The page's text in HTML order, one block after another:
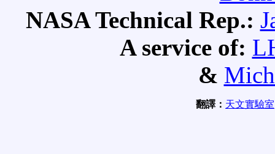
NASA Technical Rep.:
A service of:
&
翻譯： 天文實驗室